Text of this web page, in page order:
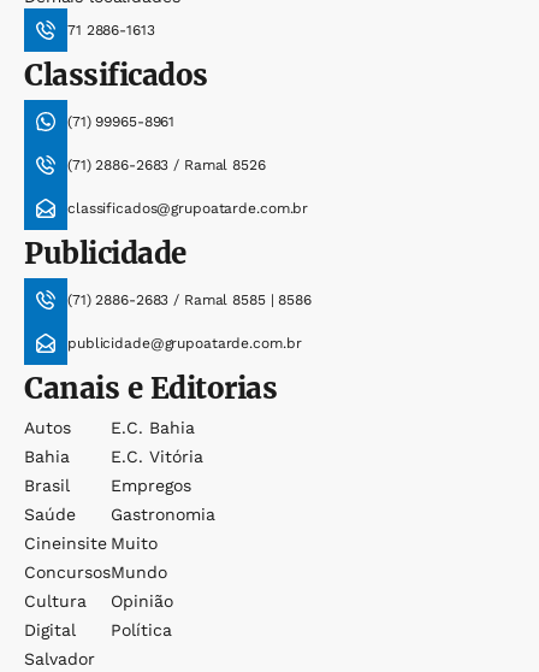
71 2886-1613
Classificados
(71) 99965-8961
(71) 2886-2683 / Ramal 8526
classificados@grupoatarde.com.br
Publicidade
(71) 2886-2683 / Ramal 8585 | 8586
publicidade@grupoatarde.com.br
Canais e Editorias
Autos
Bahia
Brasil
Saúde
Cineinsite
Concursos
Cultura
Digital
Salvador
E.c. Bahia
E.c. Vitória
Empregos
Gastronomia
Muito
Mundo
Opinião
Política